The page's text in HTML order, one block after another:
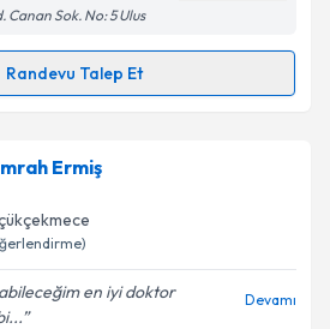
ve kişisel verilerimin belirtilen
kabul ediyorum.
Sok. No: 5 Ulus
Randevu Talep Et
Talebi
Çatakoğlu
bu uzmandan randevu almanız
e-posta ile
Ermiş
en iyi doktor
Devamı